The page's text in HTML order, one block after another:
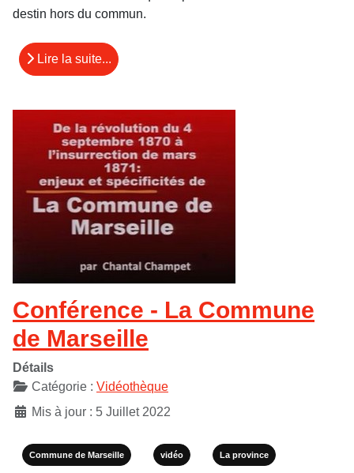
destin hors du commun.
Lire la suite...
Conférence - La Commune
de Marseille
Détails
Catégorie : Vidéothèque
Mis à jour : 5 Juillet 2022
Commune de Marseille vidéo La province